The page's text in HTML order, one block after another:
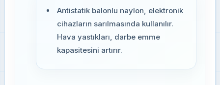
Antistatik balonlu naylon, elektronik
cihazların sarılmasında kullanılır.
Hava yastıkları, darbe emme
kapasitesini artırır.